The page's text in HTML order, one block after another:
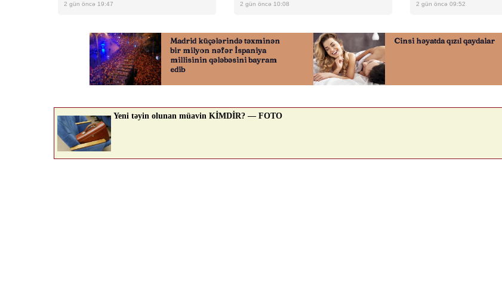
2 gün öncə 19:47 2 gün öncə 10:08 2 gün öncə 09:52